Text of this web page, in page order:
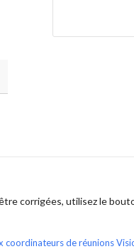
corrigées, utilisez le
coordinateurs de réunions